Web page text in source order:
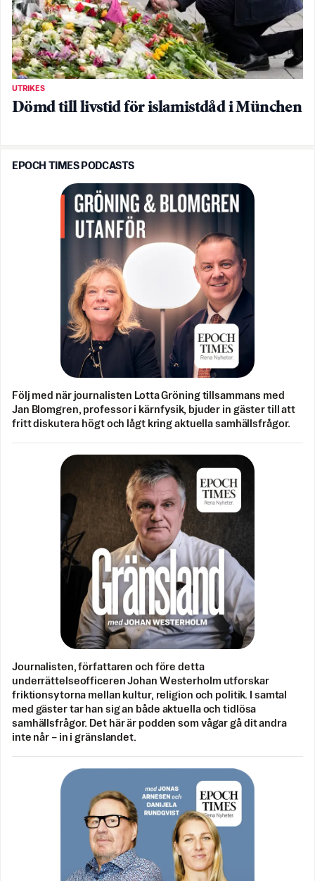
UTRIKES
Dömd till livstid för islamistdåd i München
EPOCH TIMES PODCASTS
Följ med när journalisten Lotta Gröning tillsammans med
Jan Blomgren, professor i kärnfysik, bjuder in gäster till att
fritt diskutera högt och lågt kring aktuella samhällsfrågor.
Journalisten, författaren och före detta
underrättelseofficeren Johan Westerholm utforskar
friktionsytorna mellan kultur, religion och politik. I samtal
med gäster tar han sig an både aktuella och tidlösa
samhällsfrågor. Det här är podden som vågar gå dit andra
inte når – in i gränslandet.